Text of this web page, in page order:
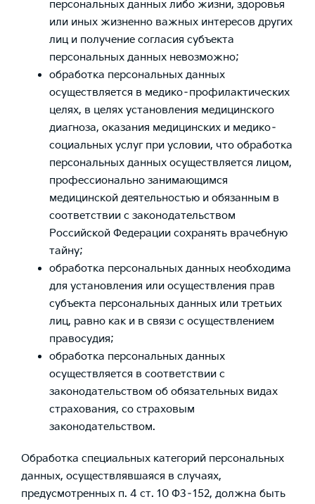
персональных данных либо жизни, здоровья
или иных жизненно важных интересов других
лиц и получение согласия субъекта
персональных данных невозможно;
обработка персональных данных
осуществляется в медико–профилактических
целях, в целях установления медицинского
диагноза, оказания медицинских и медико–
социальных услуг при условии, что обработка
персональных данных осуществляется лицом,
профессионально занимающимся
медицинской деятельностью и обязанным в
соответствии с законодательством
Российской Федерации сохранять врачебную
тайну;
обработка персональных данных необходима
для установления или осуществления прав
субъекта персональных данных или третьих
лиц, равно как и в связи с осуществлением
правосудия;
обработка персональных данных
осуществляется в соответствии с
законодательством об обязательных видах
страхования, со страховым
законодательством.
Обработка специальных категорий персональных
данных, осуществлявшаяся в случаях,
предусмотренных п. 4 ст. 10 ФЗ–152, должна быть